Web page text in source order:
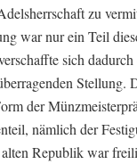
zu
war nur ein Teil
sich
Stellung.
der
nämlich der
Republik war